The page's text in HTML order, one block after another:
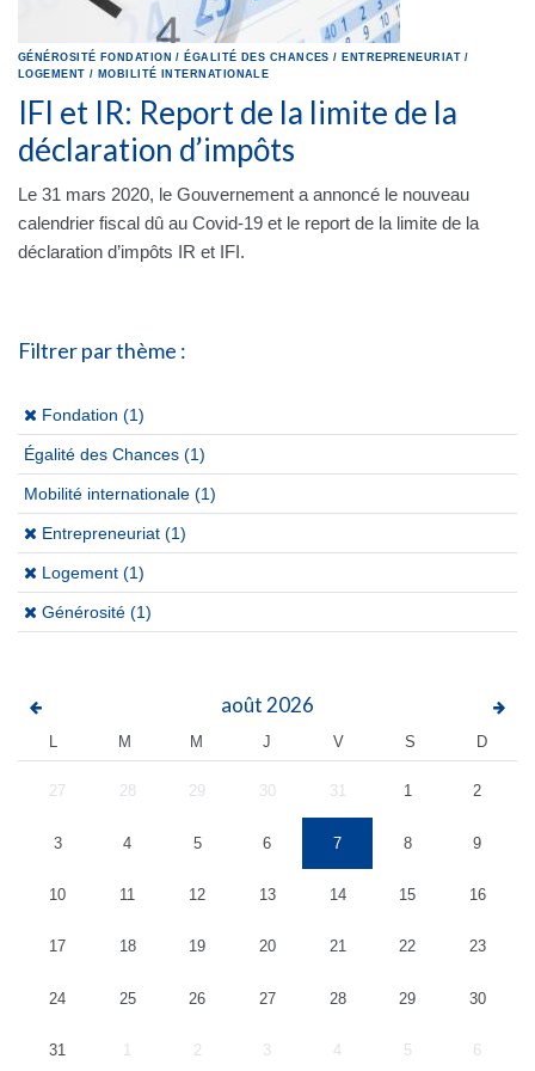
GÉNÉROSITÉ FONDATION / ÉGALITÉ DES CHANCES / ENTREPRENEURIAT /
LOGEMENT / MOBILITÉ INTERNATIONALE
IFI et IR: Report de la limite de la
déclaration d’impôts
Le 31 mars 2020, le Gouvernement a annoncé le nouveau
calendrier fiscal dû au Covid-19 et le report de la limite de la
déclaration d’impôts IR et IFI.
Filtrer par thème :
(x)
Fondation (1)
Égalité des Chances (1)
Mobilité internationale (1)
(x)
Entrepreneuriat (1)
(x)
Logement (1)
(x)
Générosité (1)
août 2026
L M M J V S D
27 28 29 30 31 1 2
3 4 5 6 7 8 9
10 11 12 13 14 15 16
17 18 19 20 21 22 23
24 25 26 27 28 29 30
31 1 2 3 4 5 6